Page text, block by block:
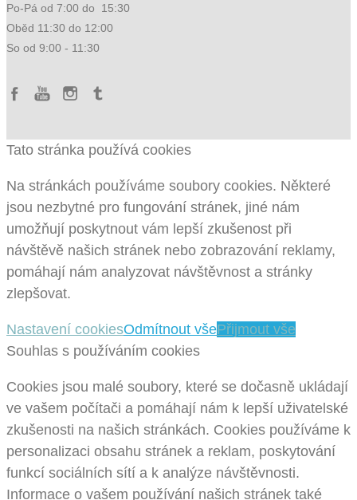
Po-Pá od 7:00 do 15:30
Oběd 11:30 do 12:00
So od 9:00 - 11:30
Tato stránka používá cookies
Na stránkách používáme soubory cookies. Některé
jsou nezbytné pro fungování stránek, jiné nám
umožňují poskytnout vám lepší zkušenost při
návštěvě našich stránek nebo zobrazování reklamy,
pomáhají nám analyzovat návštěvnost a stránky
zlepšovat.
Nastavení cookiesOdmítnout všePřijmout vše
Souhlas s používáním cookies
Cookies jsou malé soubory, které se dočasně ukládají
ve vašem počítači a pomáhají nám k lepší uživatelské
zkušenosti na našich stránkách. Cookies používáme k
personalizaci obsahu stránek a reklam, poskytování
funkcí sociálních sítí a k analýze návštěvnosti.
Informace o vašem používání našich stránek také